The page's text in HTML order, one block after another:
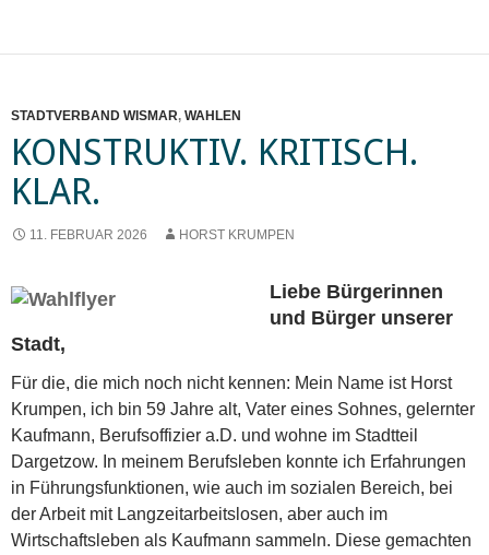
STADTVERBAND WISMAR, WAHLEN
KONSTRUKTIV. KRITISCH.
KLAR.
11. FEBRUAR 2026 HORST KRUMPEN
Liebe Bürgerinnen
und Bürger unserer
Stadt,
Für die, die mich noch nicht kennen: Mein Name ist Horst
Krumpen, ich bin 59 Jahre alt, Vater eines Sohnes, gelernter
Kaufmann, Berufsoffizier a.D. und wohne im Stadtteil
Dargetzow. In meinem Berufsleben konnte ich Erfahrungen
in Führungsfunktionen, wie auch im sozialen Bereich, bei
der Arbeit mit Langzeitarbeitslosen, aber auch im
Wirtschaftsleben als Kaufmann sammeln. Diese gemachten